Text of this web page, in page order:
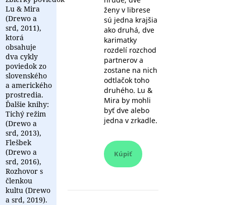
Lu & Mira
(Drewo a
srd, 2011),
ktorá
obsahuje
dva cykly
poviedok zo
slovenského
a amerického
prostredia.
Ďalšie knihy:
Tichý režim
(Drewo a
srd, 2013),
Flešbek
(Drewo a
srd, 2016),
Rozhovor s
členkou
kultu (Drewo
a srd, 2019).
ženy v librese
sú jedna krajšia
ako druhá, dve
karimatky
rozdelí rozchod
partnerov a
zostane na nich
odtlačok toho
druhého. Lu &
Mira by mohli
byť dve alebo
jedna v zrkadle.
Kúpiť